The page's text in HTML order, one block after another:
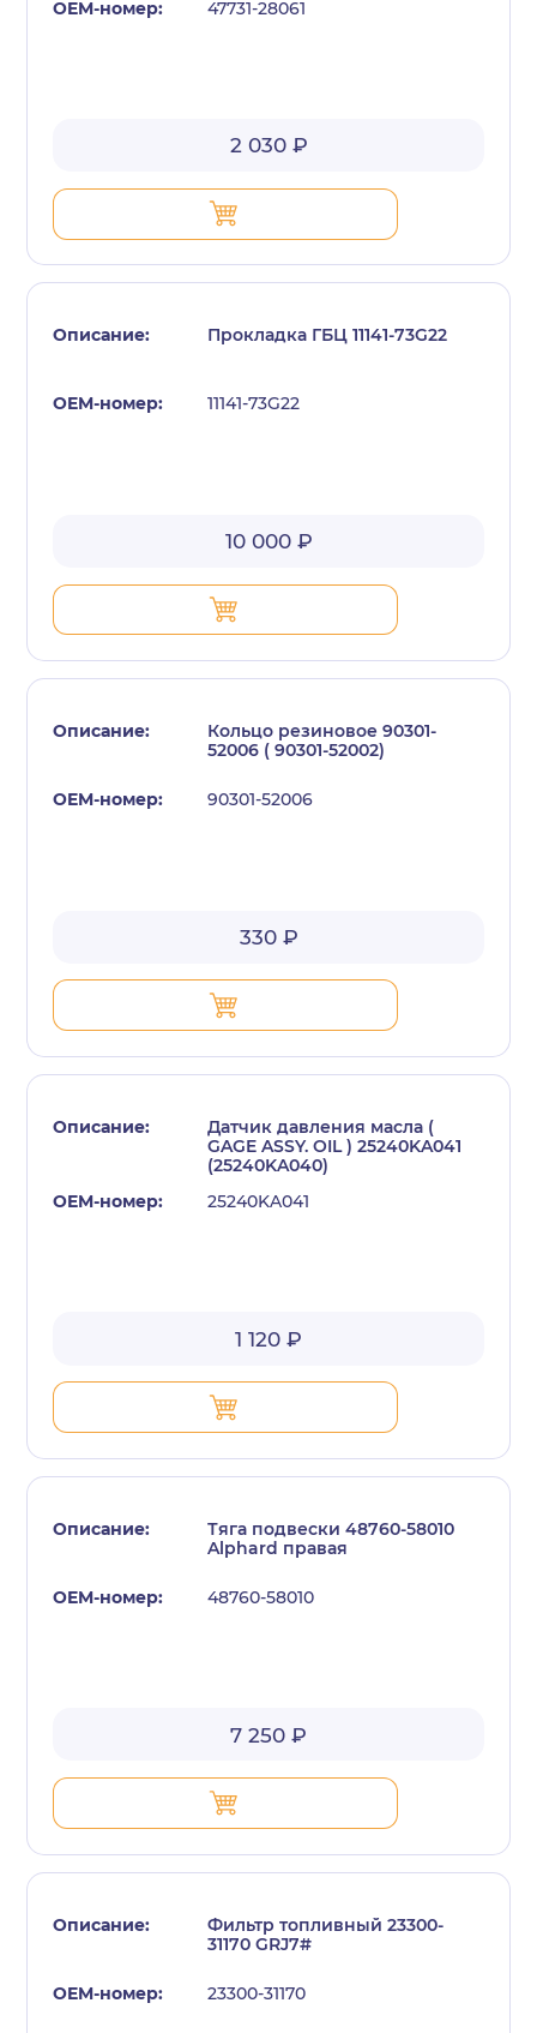
47731-28061
2 030 ₽
Прокладка ГБЦ 11141-73G22
11141-73G22
10 000 ₽
Кольцо резиновое 90301-
52006 ( 90301-52002)
90301-52006
330 ₽
Датчик давления масла (
GAGE ASSY. OIL ) 25240KA041
(25240KA040)
25240KA041
1 120 ₽
Тяга подвески 48760-58010
Alphard правая
48760-58010
7 250 ₽
Фильтр топливный 23300-
31170 GRJ7#
23300-31170